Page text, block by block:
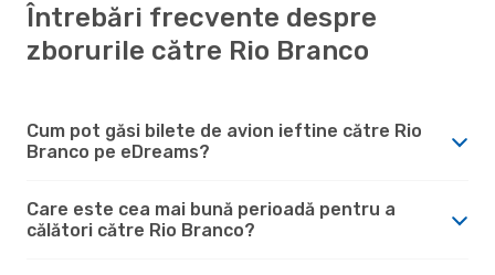
Întrebări frecvente despre
zborurile către Rio Branco
Cum pot găsi bilete de avion ieftine către Rio
Branco pe eDreams?
Care este cea mai bună perioadă pentru a
călători către Rio Branco?